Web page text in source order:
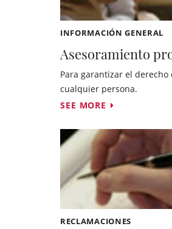
INFORMACIÓN GENERAL
Asesoramiento
Para garantizar el
cualquier persona.
SEE MORE
RECLAMACIONES